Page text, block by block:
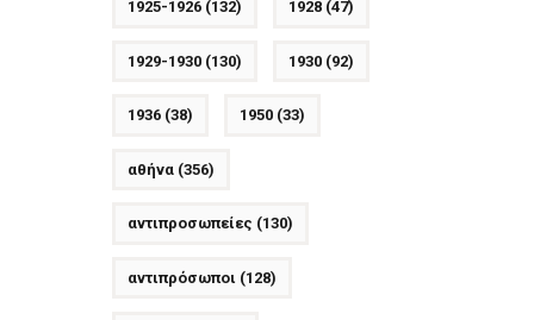
1925-1926(132) 1928(47)
1929-1930(130) 1930(92)
1936(38) 1950(33)
αθήνα(356)
αντιπροσωπείες (130)
αντιπρόσωποι (128)